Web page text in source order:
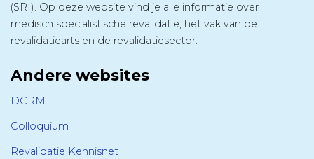
(SRI). Op deze website vind je alle informatie over
medisch specialistische revalidatie, het vak van de
revalidatiearts en de revalidatiesector.
Andere websites
DCRM
Colloquium
Revalidatie Kennisnet